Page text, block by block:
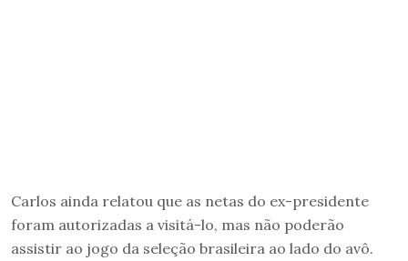
Carlos ainda relatou que as netas do ex-presidente
foram autorizadas a visitá-lo, mas não poderão
assistir ao jogo da seleção brasileira ao lado do avô.